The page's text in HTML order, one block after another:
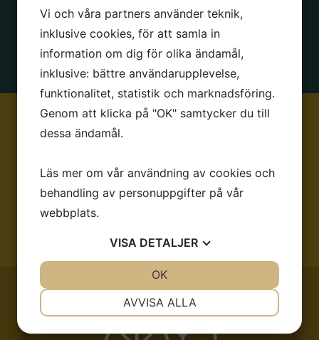
Krukor
Vi och våra partners använder teknik,
inklusive cookies, för att samla in
information om dig för olika ändamål,
inklusive: bättre användarupplevelse,
funktionalitet, statistik och marknadsföring.
Genom att klicka på "OK" samtycker du till
dessa ändamål.
Läs mer om vår användning av cookies och
behandling av personuppgifter på vår
webbplats.
VISA DETALJER
AVVISA ALLA
OK